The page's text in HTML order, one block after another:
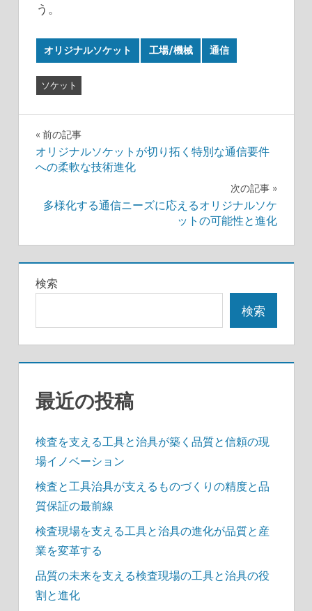
う。
オリジナルソケット 工場/機械 通信
ソケット
投
稿
ゲ
ー
シ
ョ
ン
前の記事
オリジナルソケットが切り拓く特別な通信要件
への柔軟な技術進化
次の記事
多様化する通信ニーズに応えるオリジナルソケ
ットの可能性と進化
検索
検索
最近の投稿
検査を支える工具と治具が築く品質と信頼の現
場イノベーション
検査と工具治具が支えるものづくりの精度と品
質保証の最前線
検査現場を支える工具と治具の進化が品質と産
業を変革する
品質の未来を支える検査現場の工具と治具の役
割と進化